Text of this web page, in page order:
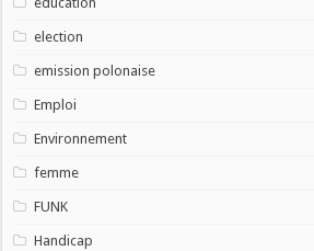
election
emission polonaise
Emploi
Environnement
femme
FUNK
Handicap